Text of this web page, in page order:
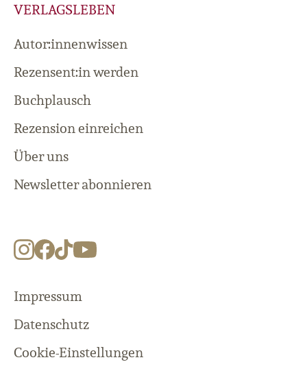
VERLAGSLEBEN
Autor:innenwissen
Rezensent:in werden
Buchplausch
Rezension einreichen
Über uns
Newsletter abonnieren
Impressum
Datenschutz
Cookie-Einstellungen